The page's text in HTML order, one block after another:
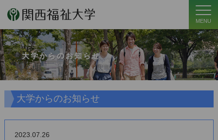
MENU
大学からのお知らせ
大学からのお知らせ
2023.07.26